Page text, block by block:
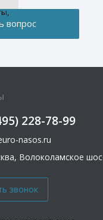
228-78-99
nasos.ru
Волоколамское